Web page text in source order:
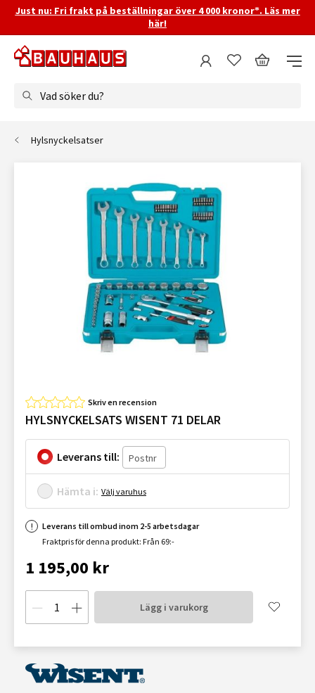
Just nu: Fri frakt på beställningar över 4 000 kronor*. Läs mer
här!
Vad söker du?
Hylsnyckelsatser
Skriv en recension
HYLSNYCKELSATS WISENT 71 DELAR
Leverans till:
Hämta i: Välj varuhus
Leverans till ombud inom 2-5 arbetsdagar
Fraktpris för denna produkt: Från 69:-
1 195,00 kr
Lägg i varukorg